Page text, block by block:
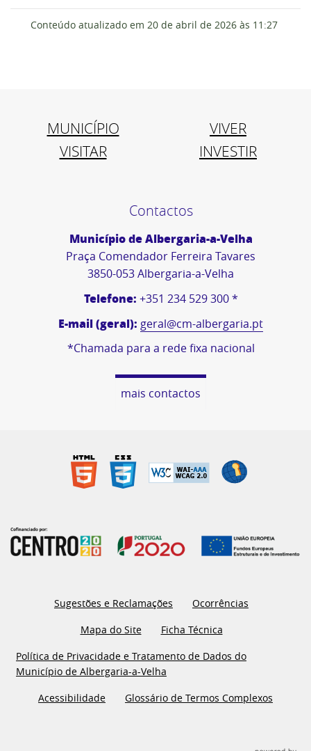
Conteúdo atualizado em 20 de abril de 2026 às 11:27
MUNICÍPIO
VIVER
VISITAR
INVESTIR
Contactos
Município de Albergaria-a-Velha
Praça Comendador Ferreira Tavares
3850-053 Albergaria-a-Velha
Telefone: +351 234 529 300 *
E-mail (geral): geral@cm-albergaria.pt
*Chamada para a rede fixa nacional
mais contactos
Sugestões e Reclamações
Ocorrências
Mapa do Site
Ficha Técnica
Política de Privacidade e Tratamento de Dados do
Município de Albergaria-a-Velha
Acessibilidade
Glossário de Termos Complexos